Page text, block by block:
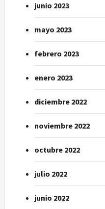
junio 2023
mayo 2023
febrero 2023
enero 2023
diciembre 2022
noviembre 2022
octubre 2022
julio 2022
junio 2022